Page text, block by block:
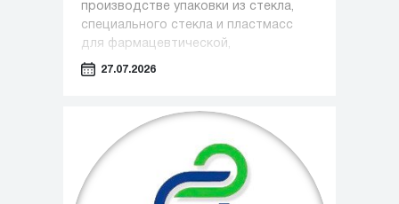
производстве упаковки из стекла,
специального стекла и пластмасс
для фармацевтической,
косметической и пищевой
Чжэньцзяне (КНР)
27.07.2026